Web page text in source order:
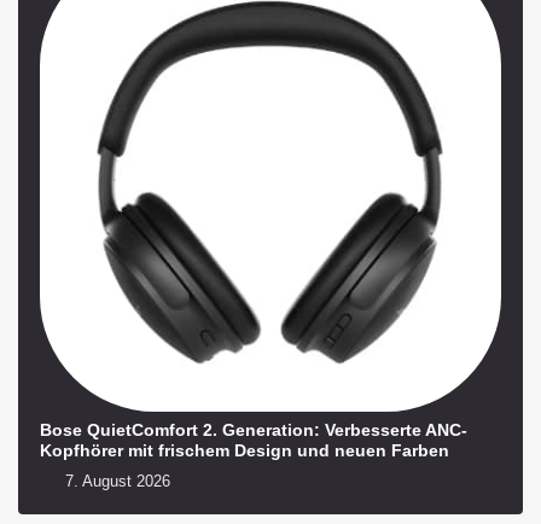
Bose QuietComfort 2. Generation: Verbesserte ANC-
Kopfhörer mit frischem Design und neuen Farben
7. August 2026